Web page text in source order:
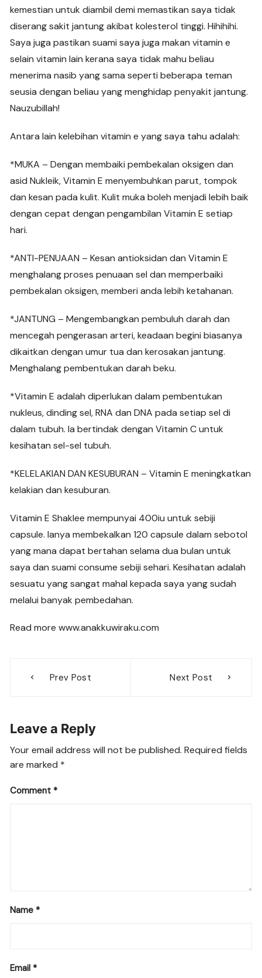
kemestian untuk diambil demi memastikan saya tidak
diserang sakit jantung akibat kolesterol tinggi. Hihihihi.
Saya juga pastikan suami saya juga makan vitamin e
selain vitamin lain kerana saya tidak mahu beliau
menerima nasib yang sama seperti beberapa teman
seusia dengan beliau yang menghidap penyakit jantung.
Nauzubillah!
Antara lain kelebihan vitamin e yang saya tahu adalah:
*MUKA – Dengan membaiki pembekalan oksigen dan
asid Nukleik, Vitamin E menyembuhkan parut, tompok
dan kesan pada kulit. Kulit muka boleh menjadi lebih baik
dengan cepat dengan pengambilan Vitamin E setiap
hari.
*ANTI-PENUAAN – Kesan antioksidan dan Vitamin E
menghalang proses penuaan sel dan memperbaiki
pembekalan oksigen, memberi anda lebih ketahanan.
*JANTUNG – Mengembangkan pembuluh darah dan
mencegah pengerasan arteri, keadaan begini biasanya
dikaitkan dengan umur tua dan kerosakan jantung.
Menghalang pembentukan darah beku.
*Vitamin E adalah diperlukan dalam pembentukan
nukleus, dinding sel, RNA dan DNA pada setiap sel di
dalam tubuh. Ia bertindak dengan Vitamin C untuk
kesihatan sel-sel tubuh.
*KELELAKIAN DAN KESUBURAN – Vitamin E meningkatkan
kelakian dan kesuburan.
Vitamin E Shaklee mempunyai 400iu untuk sebiji
capsule. Ianya membekalkan 120 capsule dalam sebotol
yang mana dapat bertahan selama dua bulan untuk
saya dan suami consume sebiji sehari. Kesihatan adalah
sesuatu yang sangat mahal kepada saya yang sudah
melalui banyak pembedahan.
Read more www.anakkuwiraku.com
navigation
Prev Post Next Post
Leave a Reply
Your email address will not be published. Required fields
are marked *
Comment *
Name *
Email *